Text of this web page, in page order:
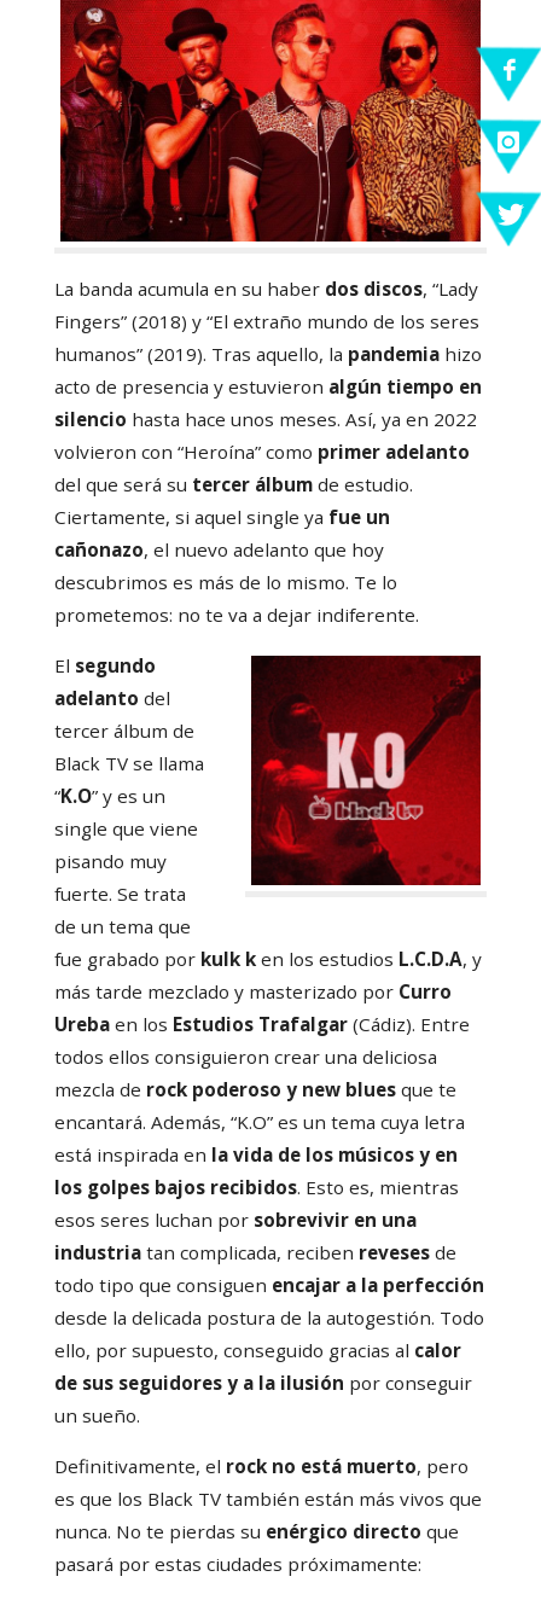
La banda acumula en su haber dos discos, “Lady
Fingers” (2018) y “El extraño mundo de los seres
humanos” (2019). Tras aquello, la pandemia hizo
acto de presencia y estuvieron algún tiempo en
silencio hasta hace unos meses. Así, ya en 2022
volvieron con “Heroína” como primer adelanto
del que será su tercer álbumde estudio.
Ciertamente, si aquel single ya fue un
cañonazo, el nuevo adelanto que hoy
descubrimos es más de lo mismo. Te lo
prometemos: no te va a dejar indiferente.
El segundo
adelanto del
tercer álbum de
Black TV se llama
“K.O” y es un
single que viene
pisando muy
fuerte. Se trata
de un tema que
fue grabado por kulk ken los estudios L.C.D.A, y
más tarde mezclado y masterizado por Curro
Urebaen los Estudios Trafalgar(Cádiz). Entre
todos ellos consiguieron crear una deliciosa
mezcla de rock poderoso y new bluesque te
encantará. Además, “K.O” es un tema cuya letra
está inspirada en la vida de los músicos y en
los golpes bajos recibidos. Esto es, mientras
esos seres luchan por sobrevivir en una
industriatan complicada, reciben reveses de
todo tipo que consiguen encajar a la perfección
desde la delicada postura de la autogestión. Todo
ello, por supuesto, conseguido gracias al calor
de sus seguidores y a la ilusión por conseguir
un sueño.
Definitivamente, el rock no está muerto, pero
es que los Black TV también están más vivos que
nunca. No te pierdas su enérgico directo que
pasará por estas ciudades próximamente: